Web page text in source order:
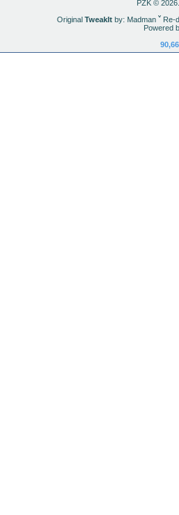
PZK ©
Original TweakItby: Madman ˇRe-
Powered